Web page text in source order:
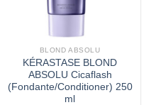
BLOND ABSOLU
KÉRASTASE BLOND
ABSOLU Cicaflash
(Fondante/Conditioner) 250
ml